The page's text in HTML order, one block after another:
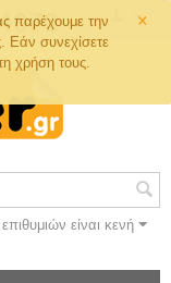
×
παρέχουμε την
Εάν συνεχίσετε
χρήση τους.
είναι κενή